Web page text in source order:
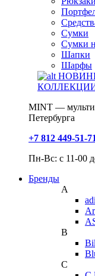
Сумки
Сумки
Шапки
Шарфы
MINT —
Петербурга
+7 812 449-51-71
Пн-Вс: с 11-00
Бренды
A
B
C